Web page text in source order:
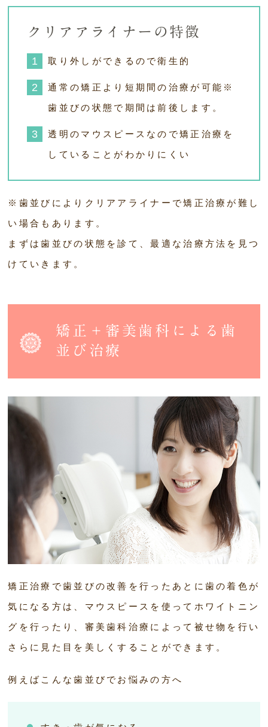
クリアアライナーの特徴
取り外しができるので衛生的
通常の矯正より短期間の治療が可能※
歯並びの状態で期間は前後します。
透明のマウスピースなので矯正治療を
していることがわかりにくい
※歯並びによりクリアアライナーで矯正治療が難し
い場合もあります。
まずは歯並びの状態を診て、最適な治療方法を見つ
けていきます。
矯正＋審美歯科による歯
並び治療
矯正治療で歯並びの改善を行ったあとに歯の着色が
気になる方は、マウスピースを使ってホワイトニン
グを行ったり、審美歯科治療によって被せ物を行い
さらに見た目を美しくすることができます。
例えばこんな歯並びでお悩みの方へ